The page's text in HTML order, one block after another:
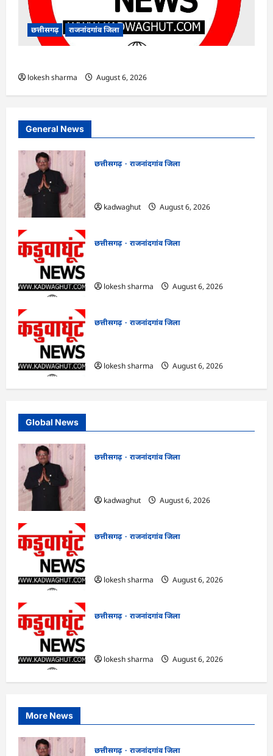
छत्तीसगढ़ राजनांदगांव जिला
lokesh sharma August 6, 2026
General News
छत्तीसगढ़
राजनांदगांव जिला
kadwaghut
August 6, 2026
छत्तीसगढ़
राजनांदगांव जिला
lokesh sharma
August 6, 2026
छत्तीसगढ़
राजनांदगांव जिला
lokesh sharma
August 6, 2026
Global News
छत्तीसगढ़
राजनांदगांव जिला
kadwaghut
August 6, 2026
छत्तीसगढ़
राजनांदगांव जिला
lokesh sharma
August 6, 2026
छत्तीसगढ़
राजनांदगांव जिला
lokesh sharma
August 6, 2026
More News
छत्तीसगढ़
राजनांदगांव जिला